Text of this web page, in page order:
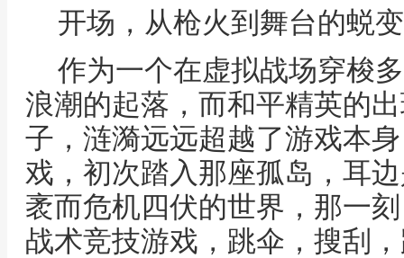
开场，从枪火到舞台的蜕变
作为一个在虚拟战场穿梭
浪潮的起落，而和平精英的
子，涟漪远远超越了游戏本
戏，初次踏入那座孤岛，耳
袤而危机四伏的世界，那一
战术竞技游戏，跳伞，搜刮